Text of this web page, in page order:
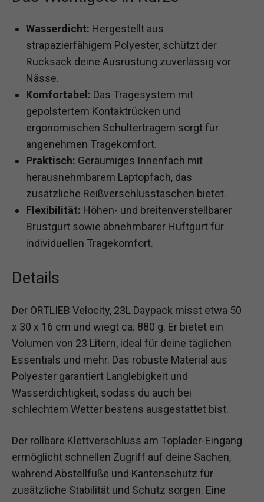
Wasserdicht: Hergestellt aus
strapazierfähigem Polyester, schützt der
Rucksack deine Ausrüstung zuverlässig vor
Nässe.
Komfortabel: Das Tragesystem mit
gepolstertem Kontaktrücken und
ergonomischen Schulterträgern sorgt für
angenehmen Tragekomfort.
Praktisch: Geräumiges Innenfach mit
herausnehmbarem Laptopfach, das
zusätzliche Reißverschlusstaschen bietet.
Flexibilität: Höhen- und breitenverstellbarer
Brustgurt sowie abnehmbarer Hüftgurt für
individuellen Tragekomfort.
Details
Der ORTLIEB Velocity, 23L Daypack misst etwa 50
x 30 x 16 cm und wiegt ca. 880 g. Er bietet ein
Volumen von 23 Litern, ideal für deine täglichen
Essentials und mehr. Das robuste Material aus
Polyester garantiert Langlebigkeit und
Wasserdichtigkeit, sodass du auch bei
schlechtem Wetter bestens ausgestattet bist.
Der rollbare Klettverschluss am Toplader-Eingang
ermöglicht schnellen Zugriff auf deine Sachen,
während Abstellfüße und Kantenschutz für
zusätzliche Stabilität und Schutz sorgen. Eine